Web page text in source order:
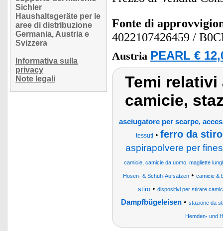
Sichler
Haushaltsgeräte per le
aree di distribuzione
Germania, Austria e
Svizzera
Informativa sulla
privacy
Note legali
Fonte di
4022107426459 /
Austria PEARL €
Temi
camicie,
asciugatore per scarpe,
tessuti • ferro da
aspirapolvere per
camicie, camicie da uomo, magliette
Hosen- & Schuh-Aufsätzen • camicie &
stiro • dispositivi per stirare
Dampfbügeleisen • stazione da
Hemden- und